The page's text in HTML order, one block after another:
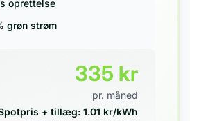
oprettelse
grøn strøm
335 kr
pr. måned
+ tillæg: 1.01 kr/kWh